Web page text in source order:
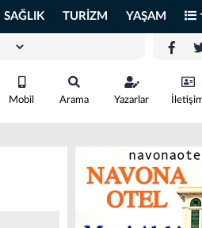
SAĞLIK TURİZM YAŞAM
Mobil Arama Yazarlar